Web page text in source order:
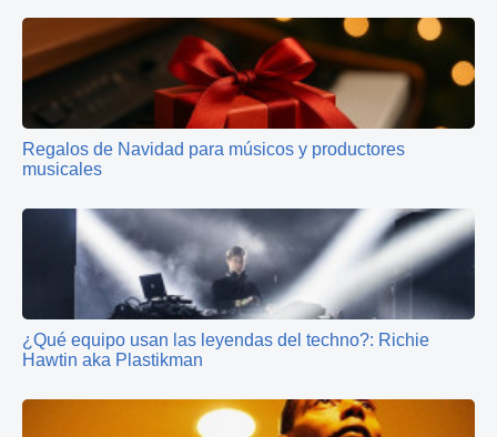
Regalos de Navidad para músicos y productores
musicales
¿Qué equipo usan las leyendas del techno?: Richie
Hawtin aka Plastikman